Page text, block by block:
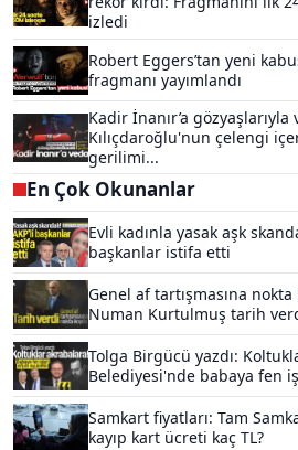
izledi
Robert Eggers’tan yeni
fragmanı yayımlandı
Kadir İnanır’a
Kılıçdaroğlu'nun çelengi
gerilimi...
En Çok Okunanlar
Evli kadınla yasak aşk
başkanlar istifa etti
Genel af tartışmasına
Numan Kurtulmuş tarih
Tolga Birgücü yazdı:
Belediyesi'nde babaya fen
Samkart fiyatları: Tam
kayıp kart ücreti kaç TL?